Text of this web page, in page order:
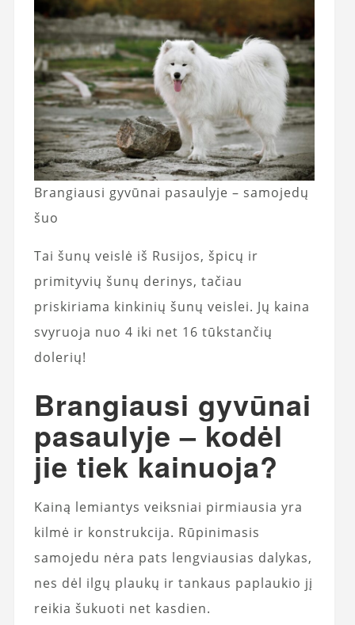
Brangiausi gyvūnai pasaulyje – samojedų
šuo
Tai šunų veislė iš Rusijos, špicų ir
primityvių šunų derinys, tačiau
priskiriama kinkinių šunų veislei. Jų kaina
svyruoja nuo 4 iki net 16 tūkstančių
dolerių!
Brangiausi gyvūnai
pasaulyje – kodėl
jie tiek kainuoja?
Kainą lemiantys veiksniai pirmiausia yra
kilmė ir konstrukcija. Rūpinimasis
samojedu nėra pats lengviausias dalykas,
nes dėl ilgų plaukų ir tankaus paplaukio jį
reikia šukuoti net kasdien.